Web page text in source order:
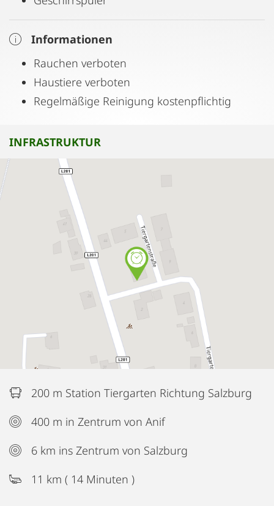
Informationen
Rauchen verboten
Haustiere verboten
Regelmäßige Reinigung kostenpflichtig
INFRASTRUKTUR
200 m Station Tiergarten Richtung Salzburg
400 m in Zentrum von Anif
6 km ins Zentrum von Salzburg
11 km ( 14 Minuten )